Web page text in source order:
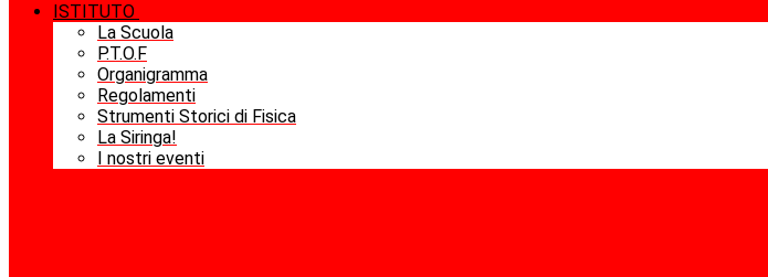
ISTITUTO
La Scuola
P.T.O.F
Organigramma
Regolamenti
Strumenti Storici di Fisica
La Siringa!
I nostri eventi